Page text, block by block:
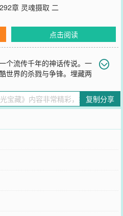
章 灵魂摄取 二
点击阅读
个流传千年的神话传说。一
世界的杀戮与争锋。埋藏两
读者，欢迎大家加群一起讨论。。
话请不要忘记向您QQ群和微博微信
复制分享